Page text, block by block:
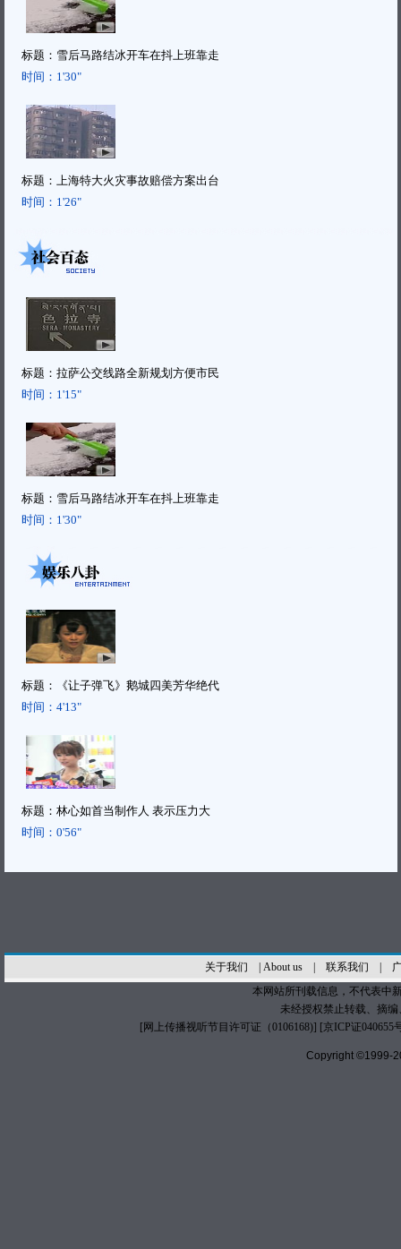
标题： 雪后马路结冰开车在抖上班靠走
时间： 1'30"
标题： 上海特大火灾事故赔偿方案出台
时间： 1'26"
标题： 拉萨公交线路全新规划方便市民
时间： 1'15"
标题： 雪后马路结冰开车在抖上班靠走
时间： 1'30"
标题：
《让子弹飞》鹅城四美芳华绝代
时间： 4'13"
标题： 林心如首当制作人 表示压力大
时间： 0'56"
关于我们 About us| 联系我们
本网站所刊载信息，不代表中
未经授权禁止转载、摘
[网上传播视听节目许可证（0106168)] [京ICP证040655
Copyright ©1999-